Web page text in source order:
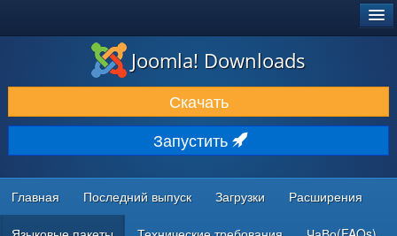
ЗАГРУЗКИ И РАСШИРЕНИЯ
ДОКУМЕНТАЦИЯ И ОБУЧЕНИЕ
СООБЩЕСТВО И ПОДДЕРЖКА
РЕСУРСЫ ДЛЯ РАЗРАБОТЧИКОВ
Joomla! Downloads
Скачать
Запустить
Главная Последний выпуск Загрузки Расширения